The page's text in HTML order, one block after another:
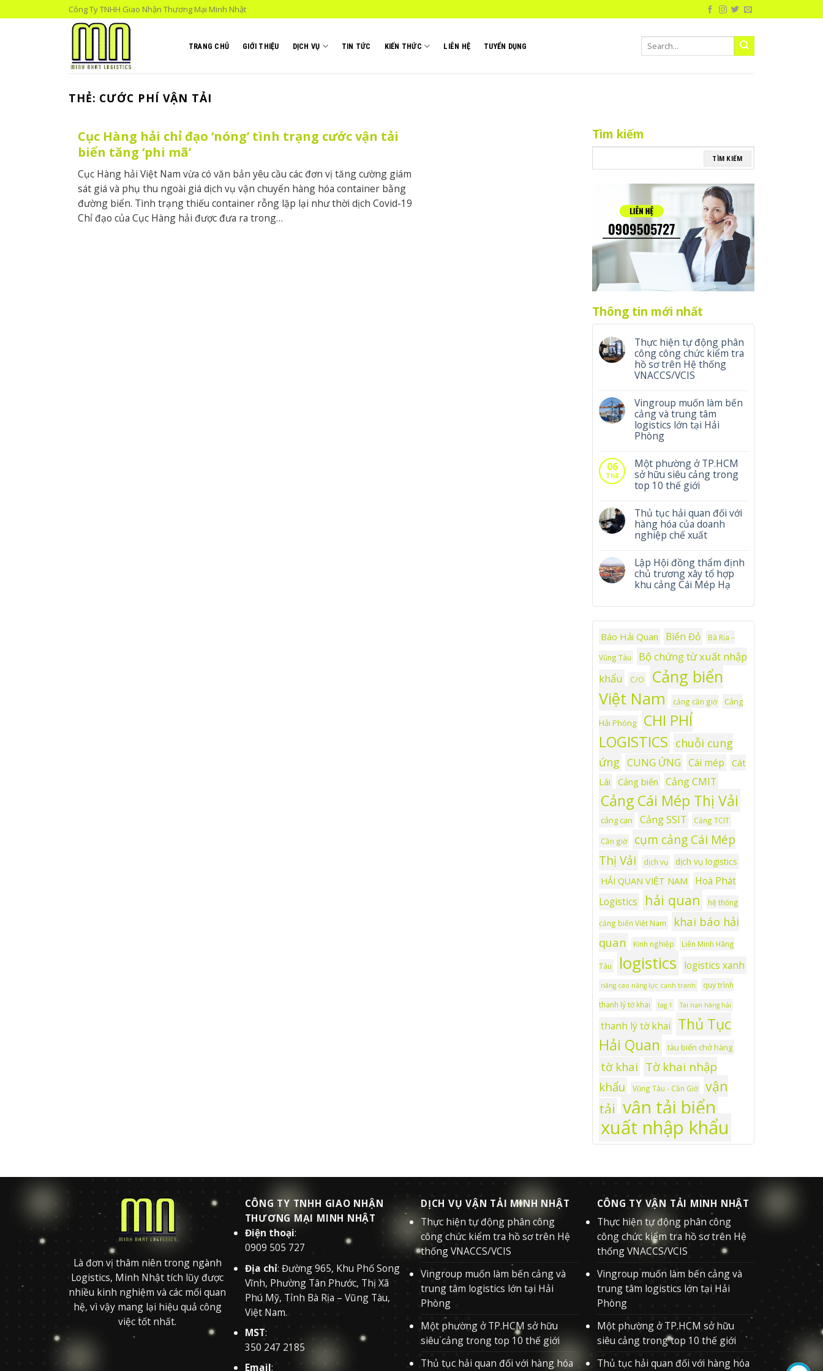
to
Công Ty TNHH Giao Nhận Thương Mại Minh Nhật
TRANG CHỦ GIỚI THIỆU DỊCH VỤ TIN TỨC KIẾN THỨC LIÊN HỆ TUYỂN DỤNG
THẺ: CƯỚC PHÍ VẬN TẢI
Cục Hàng hải chỉ đạo ‘nóng’ tình trạng cước vận tải
biển tăng ‘phi mã’
Cục Hàng hải Việt Nam vừa có văn bản yêu cầu các đơn vị tăng cường giám
sát giá và phụ thu ngoài giá dịch vụ vận chuyển hàng hóa container bằng
đường biển. Tình trạng thiếu container rỗng lặp lại như thời dịch Covid-19
Chỉ đạo của Cục Hàng hải được đưa ra trong…
Tìm kiếm
TÌM KIẾM
Thông tin mới nhất
Thực hiện tự động phân
công công chức kiểm tra
hồ sơ trên Hệ thống
VNACCS/VCIS
Vingroup muốn làm bến
cảng và trung tâm
logistics lớn tại Hải
Phòng
06
Th8
Một phường ở TP.HCM
sở hữu siêu cảng trong
top 10 thế giới
Thủ tục hải quan đối với
hàng hóa của doanh
nghiệp chế xuất
Lập Hội đồng thẩm định
chủ trương xây tổ hợp
khu cảng Cái Mép Hạ
Báo Hải Quan Biển Đỏ Bà Rịa –
Vũng Tàu
Bộ chứng từ xuất nhập
khẩu
C/O
Cảng biển
Việt Nam
cảng cần giờ
Cảng
Hải Phòng
CHI PHÍ
LOGISTICS chuỗi cung
ứng CUNG ỨNG Cái mép
Cát
Lái
Cảng biển Cảng CMIT
Cảng Cái Mép Thị Vải
cảng cạn Cảng SSIT Cảng TCIT
Cần giờ
cụm cảng Cái Mép
Thị Vải
dịch vụ
dịch vụ logistics
HẢI QUAN VIỆT NAM
Hoà Phát
Logistics
hải quan hệ thống
cảng biển Việt Nam
khai báo hải
quan
Kinh nghiệp Liên Minh Hãng
Tàu logistics logistics xanh
nâng cao năng lực cạnh tranh
quy trình
thanh lý tờ khai
tag 1 Tai nạn hàng hải
thanh lý tờ khai
Thủ Tục
Hải Quan
tàu biển chở hàng
tờ khai Tờ khai nhập
khẩu
Vũng Tàu - Cần Giờ
vận
tải vận tải biển
xuất nhập khẩu
Là đơn vị thâm niên trong ngành
Logistics, Minh Nhật tích lũy được
nhiều kinh nghiệm và các mối quan
hệ, vì vậy mang lại hiệu quả công
việc tốt nhất.
CÔNG TY TNHH GIAO NHẬN
THƯƠNG MẠI MINH NHẬT
Điện thoại:
0909 505 727
Địa chỉ: Đường 965, Khu Phố Song
Vĩnh, Phường Tân Phước, Thị Xã
Phú Mỹ, Tỉnh Bà Rịa – Vũng Tàu,
Việt Nam.
MST:
350 247 2185
Email:
DỊCH VỤ VẬN TẢI MINH NHẬT
Thực hiện tự động phân công
công chức kiểm tra hồ sơ trên Hệ
thống VNACCS/VCIS
Vingroup muốn làm bến cảng và
trung tâm logistics lớn tại Hải
Phòng
Một phường ở TP.HCM sở hữu
siêu cảng trong top 10 thế giới
Thủ tục hải quan đối với hàng hóa
CÔNG TY VẬN TẢI MINH NHẬT
Thực hiện tự động phân công
công chức kiểm tra hồ sơ trên Hệ
thống VNACCS/VCIS
Vingroup muốn làm bến cảng và
trung tâm logistics lớn tại Hải
Phòng
Một phường ở TP.HCM sở hữu
siêu cảng trong top 10 thế giới
Thủ tục hải quan đối với hàng hóa